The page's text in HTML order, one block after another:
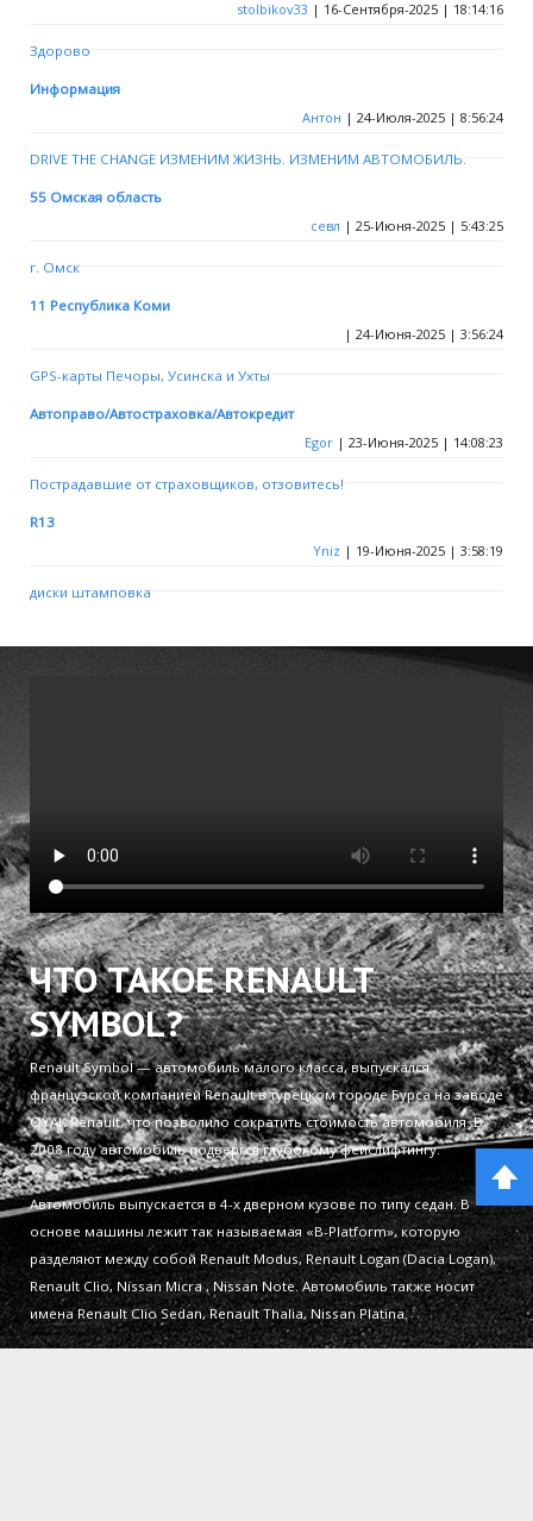
stolbikov33 | 16-Сентября-2025 | 18:14:16
Здорово
Информация
Антон | 24-Июля-2025 | 8:56:24
DRIVE THE CHANGE ИЗМЕНИМ ЖИЗНЬ. ИЗМЕНИМ АВТОМОБИЛЬ.
55 Омская область
севл | 25-Июня-2025 | 5:43:25
г. Омск
11 Республика Коми
| 24-Июня-2025 | 3:56:24
GPS-карты Печоры, Усинска и Ухты
Автоправо/Автостраховка/Автокредит
Egor | 23-Июня-2025 | 14:08:23
Пострадавшие от страховщиков, отзовитесь!
R13
Yniz | 19-Июня-2025 | 3:58:19
диски штамповка
ЧТО ТАКОЕ RENAULT
SYMBOL?
Renault Symbol — автомобиль малого класса, выпускался
французской компанией Renault в турецком городе Бурса на заводе
OYAK Renault, что позволило сократить стоимость автомобиля. В
2008 году автомобиль подвергся глубокому фейслифтингу.
Автомобиль выпускается в 4-х дверном кузове по типу седан. В
основе машины лежит так называемая «B-Platform», которую
разделяют между собой Renault Modus, Renault Logan (Dacia Logan),
Renault Clio, Nissan Micra , Nissan Note. Автомобиль также носит
имена Renault Clio Sedan, Renault Thalia, Nissan Platina.